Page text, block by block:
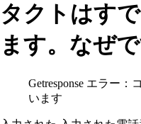
タクトはす
ます。なぜ
Getresponse エラー
います